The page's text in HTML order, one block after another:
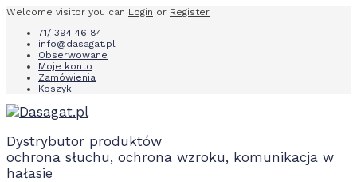
Welcome visitor you can Login or Register
71/ 394 46 84
info@dasagat.pl
Obserwowane
Moje konto
Zamówienia
Koszyk
Dystrybutor produktów
ochrona słuchu, ochrona wzroku, komunikacja w
hałasie